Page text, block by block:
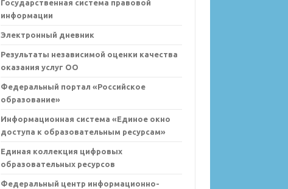
Государственная система правовой
информации
Электронный дневник
Результаты независимой оценки качества
оказания услуг ОО
Федеральный портал «Российское
образование»
Информационная система «Единое окно
доступа к образовательным ресурсам»
Единая коллекция цифровых
образовательных ресурсов
Федеральный центр информационно-